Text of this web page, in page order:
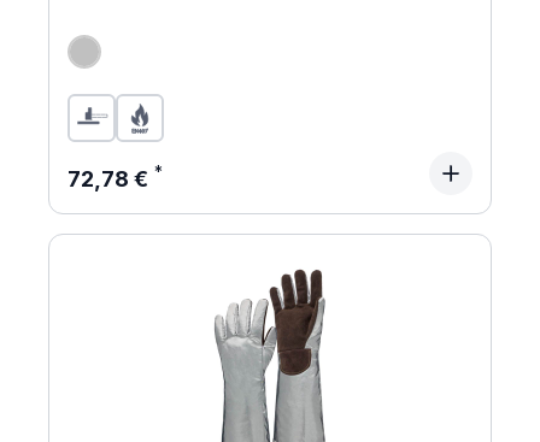
Regulärer Preis:
72,78 €